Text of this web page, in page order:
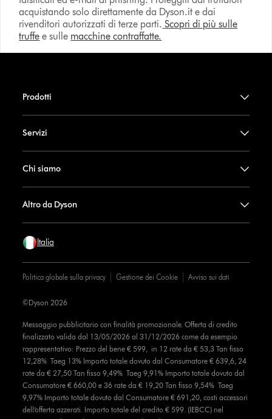
acquistando solo direttamente da Dyson.it e dai
rivenditori autorizzati di terze parti. Scopri di più sulle
truffe e sulle macchine contraffatte.
Prodotti
Servizi
Chi siamo
Altro da Dyson
Italia
Politica globale sulla privacy Gestione dei Cookie Avviso sui dati
Messaggio pubblicitario con finalità promozionale. Offerta di credito
finalizzato valida dal 13/05/2026 al 31/12/2026 come da esempio
rappresentativo: Prezzo del bene € 599, in 12 rate da € 53,3 Tan fisso
12,28% Taeg 13% Importo totale dovuto dal Consumatore € 639,6, 24
rate da € 27,50 Tan fisso 9,49% Taeg 9,91% Importo totale dovuto dal
Consumatore € 660,00 e 36 rate da € 19,20 Tan fisso 9,54% Taeg
9,97% Importo totale dovuto dal Consumatore € 691,20, costi accessori
dell’offerta azzerati. Importo totale del credito € 599. (IEBCC) nel
©Dyson 2026